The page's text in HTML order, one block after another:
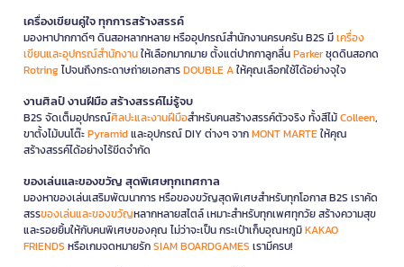
เครื่องเขียนคู่ใจ ทุกการสร้างสรรค์
มองหาปากกาดีๆ ดินสอหลากหลาย หรืออุปกรณ์สำนักงานครบครัน B2S มีเครื่อง
เขียนและอุปกรณ์สำนักงานให้เลือกมากมาย ตั้งแต่ปากกาลูกลื่นParkerชุดดินสอกด
Rotringไปจนถึงกระดาษถ่ายเอกสารDOUBLE Aให้คุณเลือกใช้ได้อย่างจุใจ
งานศิลป์ งานฝีมือ สร้างสรรค์ไม่รู้จบ
B2S จัดเต็มอุปกรณ์ศิลปะและงานฝีมือสำหรับคนสร้างสรรค์ตัวจริง ทั้งสีไม้Colleen,
ขาตั้งไม้บนโต๊ะPyramidและอุปกรณ์ DIY ต่างๆ จากMONT MARTEให้คุณ
สร้างสรรค์ได้อย่างไร้ขีดจำกัด
ของเล่นและของขวัญ สุดพิเศษทุกเทศกาล
มองหาของเล่นเสริมพัฒนาการ หรือของขวัญสุดพิเศษสำหรับทุกโอกาส B2S เราคัด
สรรของเล่นและของขวัญหลากหลายสไตล์ เหมาะสำหรับทุกเพศทุกวัย สร้างความสุข
และรอยยิ้มให้กับคนพิเศษของคุณ ไม่ว่าจะเป็น กระเป๋าเก็บอุณหภูมิKAKAO
FRIENDS หรือเกมจดหมายรักSIAM BOARDGAMES เรามีครบ!